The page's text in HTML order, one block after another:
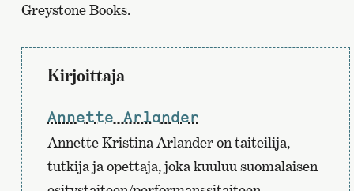
Greystone Books.
Kirjoittaja
Annette Arlander
Annette Kristina Arlander on taiteilija,
tutkija ja opettaja, joka kuuluu suomalaisen